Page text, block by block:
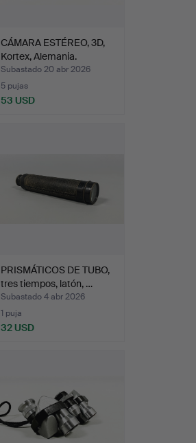
CÁMARA ESTÉREO, 3D,
Kortex, Alemania.
Subastado 20 abr 2026
5 pujas
53 USD
PRISMÁTICOS DE TUBO,
tres tiempos, latón, …
Subastado 4 abr 2026
1 puja
32 USD